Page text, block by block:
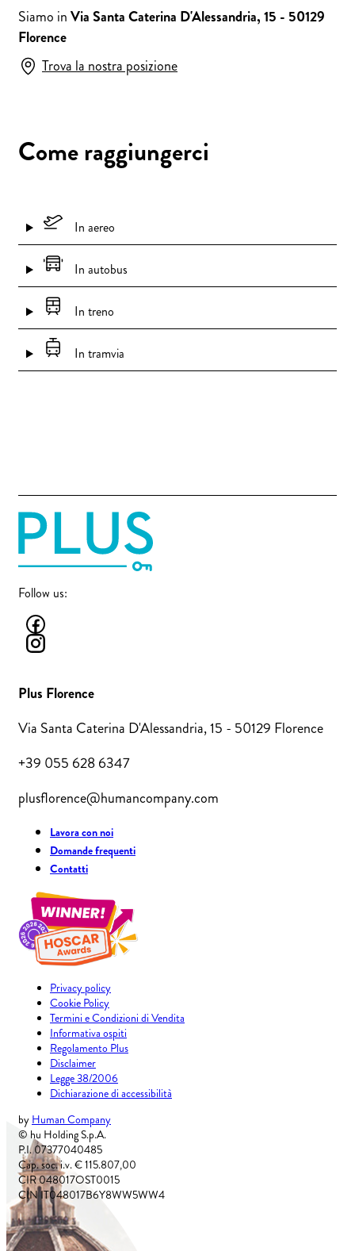
Siamo inVia Santa Caterina D'Alessandria, 15 - 50129
Florence
Trova la nostra posizione
Come raggiungerci
In aereo
In autobus
In treno
In tramvia
Follow us:
Plus Florence
Via Santa Caterina D'Alessandria, 15 - 50129 Florence
+39 055 628 6347
plusflorence@humancompany.com
Lavora con noi
Domande frequenti
Contatti
Privacy policy
Cookie Policy
Termini e Condizioni di Vendita
Informativa ospiti
Regolamento Plus
Disclaimer
Legge 38/2006
Dichiarazione di accessibilità
by Human Company
© hu Holding S.p.A.
P.I. 07377040485
Cap. soc. i.v. € 115.807,00
CIR 048017OST0015
CIN IT048017B6Y8WW5WW4